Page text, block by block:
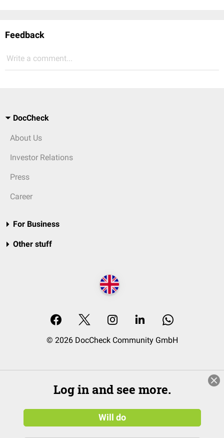
Feedback
Write a comment...
DocCheck
About Us
Investor Relations
Press
Career
For Business
Other stuff
© 2026 DocCheck Community GmbH
Log in and see more.
Will do